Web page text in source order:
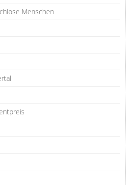
Menschen